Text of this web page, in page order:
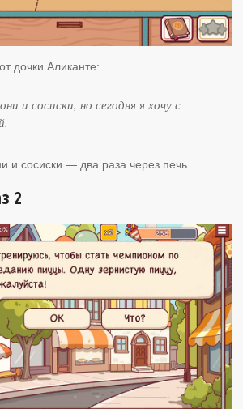
дочки Аликанте:
и сосиски, но сегодня я хочу с
и сосиски — два раза через печь.
2